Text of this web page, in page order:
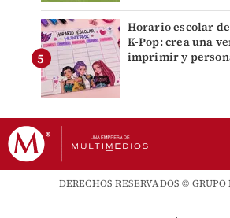
Horario escolar
K-Pop: crea una
imprimir y
DERECHOS RESERVADOS ©